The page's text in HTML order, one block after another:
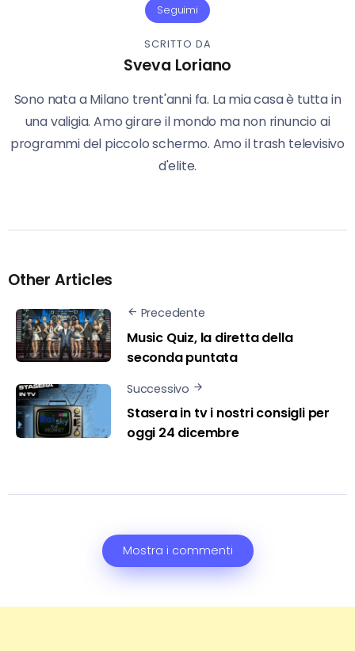
Seguimi
SCRITTO DA
Sveva Loriano
Sono nata a Milano trent'anni fa. La mia casa è tutta in
una valigia. Amo girare il mondo ma non rinuncio ai
programmi del piccolo schermo. Amo il trash televisivo
d'elite.
Other Articles
Precedente
Music Quiz, la diretta della
seconda puntata
Successivo
Stasera in tv i nostri consigli per
oggi 24 dicembre
Mostra i commenti